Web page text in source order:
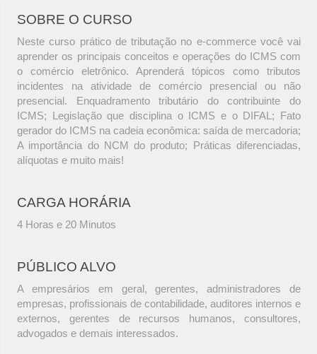
SOBRE O CURSO
Neste curso prático de tributação no e-commerce você vai
aprender os principais conceitos e operações do ICMS com
o comércio eletrônico. Aprenderá tópicos como tributos
incidentes na atividade de comércio presencial ou não
presencial. Enquadramento tributário do contribuinte do
ICMS; Legislação que disciplina o ICMS e o DIFAL; Fato
gerador do ICMS na cadeia econômica: saída de mercadoria;
A importância do NCM do produto; Práticas diferenciadas,
alíquotas e muito mais!
CARGA HORÁRIA
4 Horas e 20 Minutos
PÚBLICO ALVO
A empresários em geral, gerentes, administradores de
empresas, profissionais de contabilidade, auditores internos e
externos, gerentes de recursos humanos, consultores,
advogados e demais interessados.